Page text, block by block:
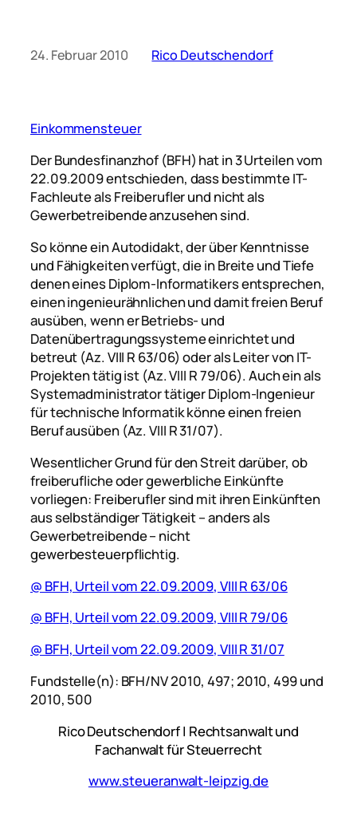
24. Februar 2010 Rico Deutschendorf
Einkommensteuer
Der Bundesfinanzhof (BFH) hat in 3 Urteilen vom
22.09.2009 entschieden, dass bestimmte IT-
Fachleute als Freiberufler und nicht als
Gewerbetreibende anzusehen sind.
So könne ein Autodidakt, der über Kenntnisse
und Fähigkeiten verfügt, die in Breite und Tiefe
denen eines Diplom-Informatikers entsprechen,
einen ingenieurähnlichen und damit freien Beruf
ausüben, wenn er Betriebs- und
Datenübertragungssysteme einrichtet und
betreut (Az. VIII R 63/06) oder als Leiter von IT-
Projekten tätig ist (Az. VIII R 79/06). Auch ein als
Systemadministrator tätiger Diplom-Ingenieur
für technische Informatik könne einen freien
Beruf ausüben (Az. VIII R 31/07).
Wesentlicher Grund für den Streit darüber, ob
freiberufliche oder gewerbliche Einkünfte
vorliegen: Freiberufler sind mit ihren Einkünften
aus selbständiger Tätigkeit – anders als
Gewerbetreibende – nicht
gewerbesteuerpflichtig.
@ BFH, Urteil vom 22.09.2009, VIII R 63/06
@ BFH, Urteil vom 22.09.2009, VIII R 79/06
@ BFH, Urteil vom 22.09.2009, VIII R 31/07
Fundstelle(n): BFH/NV 2010, 497;2010, 499 und
2010, 500
Rico Deutschendorf | Rechtsanwalt und
Fachanwalt für Steuerrecht
www.steueranwalt-leipzig.de